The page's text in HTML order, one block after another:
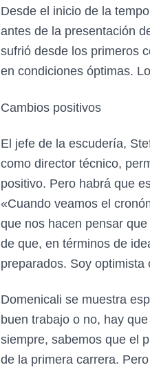
Desde el inicio de la
antes de la presentación
sufrió desde los primeros
en condiciones óptimas.
Cambios positivos
El jefe de la escudería,
como director técnico,
positivo. Pero habrá que
«Cuando veamos el
que nos hacen pensar
de que, en términos de
preparados. Soy
Domenicali se muestra
buen trabajo o no, hay
siempre, sabemos que el
de la primera carrera.